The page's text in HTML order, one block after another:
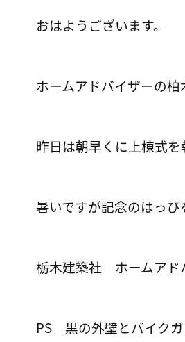
おはようございます。
ホームアドバイザーの柏
昨日は朝早くに上棟式を
暑いですが記念のはっぴ
栃木建築社 ホームア
PS 黒の外壁とバイクガ